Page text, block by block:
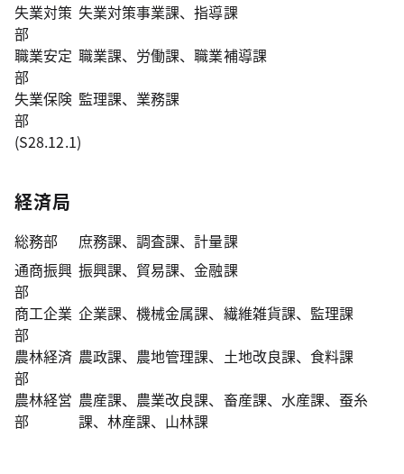
失業対策
部
失業対策事業課、指導課
職業安定
部
職業課、労働課、職業補導課
失業保険
部
(S28.12.1)
監理課、業務課
経済局
総務部
庶務課、調査課、計量課
通商振興
部
振興課、貿易課、金融課
商工企業
部
企業課、機械金属課、繊維雑貨課、監理課
農林経済
部
農政課、農地管理課、土地改良課、食料課
農林経営
部
農産課、農業改良課、畜産課、水産課、蚕糸
課、林産課、山林課